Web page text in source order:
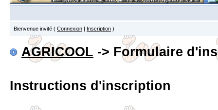
Bienvenue invité ( Connexion | Inscription )
AGRICOOL -> Formulaire
Instructions d'inscription